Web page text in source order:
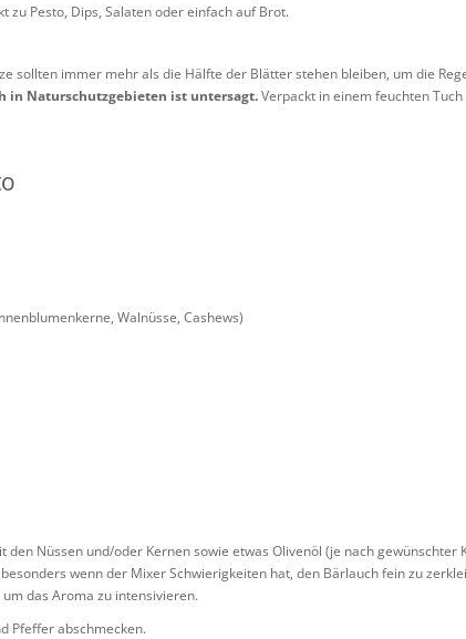
zu Pesto, Dips, Salaten oder einfach auf Brot.
sollten immer mehr als die Hälfte der Blätter stehen bleiben, um die
in Naturschutzgebieten ist untersagt.Verpackt in einem feuchten
Walnüsse, Cashews)
Nüssen und/oder Kernen sowie etwas Olivenöl (je nach gewünschter
wenn der Mixer Schwierigkeiten hat, den Bärlauch fein zu
das Aroma zu intensivieren.
Pfeffer abschmecken.